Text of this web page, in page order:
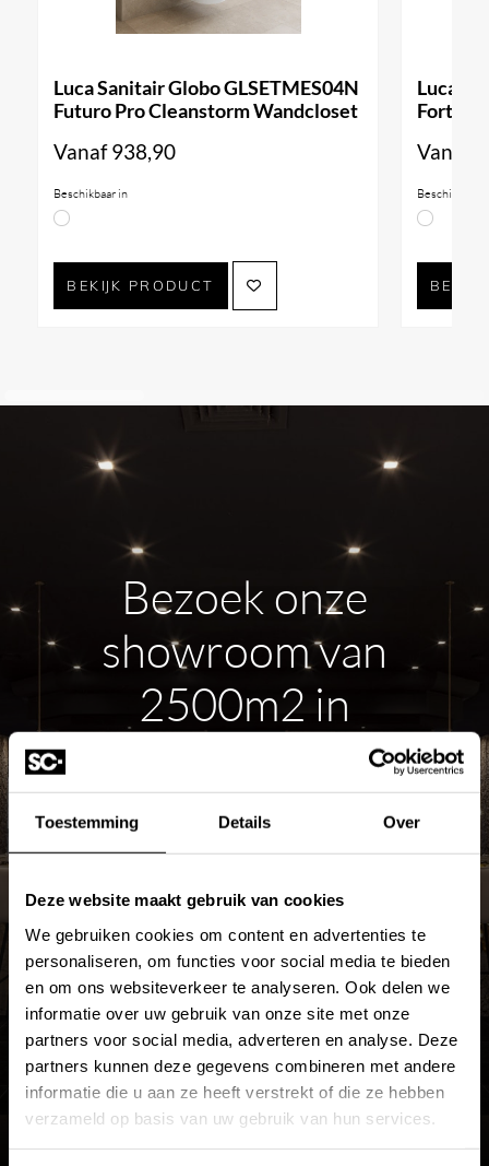
Toestemming Details Over
Deze website maakt gebruik van cookies
We gebruiken cookies om content en advertenties te
personaliseren, om functies voor social media te bieden
en om ons websiteverkeer te analyseren. Ook delen we
informatie over uw gebruik van onze site met onze
partners voor social media, adverteren en analyse. Deze
partners kunnen deze gegevens combineren met andere
informatie die u aan ze heeft verstrekt of die ze hebben
verzameld op basis van uw gebruik van hun services.
Luca Sanitair Globo GLSETMES04N
Futuro Pro Cleanstorm Wandcloset
Vanaf938,90
Beschikbaar in
BEKIJK PRODUCT
Luca
Forty3
Vanaf
Beschikbaar
Bezoek onze
showroom van
2500m2 in
Hardinxveld-
Giessendam
ROUTE PLANNEN
MEER OVER DE SHOWROOM